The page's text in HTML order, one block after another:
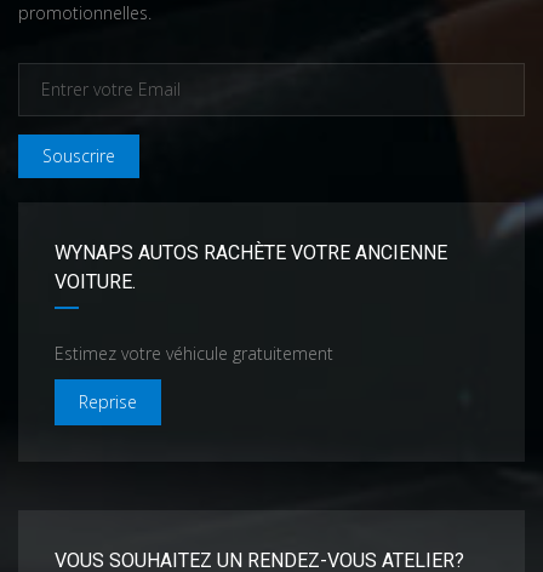
promotionnelles.
Souscrire
WYNAPS AUTOS RACHÈTE VOTRE ANCIENNE
VOITURE.
Estimez votre véhicule gratuitement
Reprise
VOUS SOUHAITEZ UN RENDEZ-VOUS ATELIER?